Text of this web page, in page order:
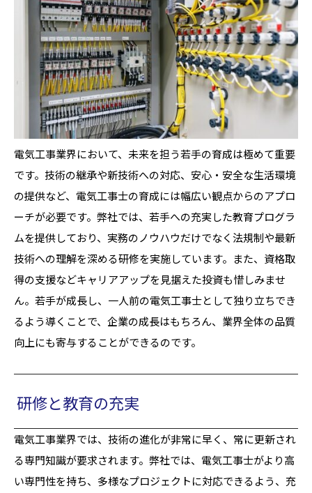
電気工事業界において、未来を担う若手の育成は極めて重要
です。技術の継承や新技術への対応、安心・安全な生活環境
の提供など、電気工事士の育成には幅広い観点からのアプロ
ーチが必要です。弊社では、若手への充実した教育プログラ
ムを提供しており、実務のノウハウだけでなく法規制や最新
技術への理解を深める研修を実施しています。また、資格取
得の支援などキャリアアップを見据えた投資も惜しみませ
ん。若手が成長し、一人前の電気工事士として独り立ちでき
るよう導くことで、企業の成長はもちろん、業界全体の品質
向上にも寄与することができるのです。
研修と教育の充実
電気工事業界では、技術の進化が非常に早く、常に更新され
る専門知識が要求されます。弊社では、電気工事士がより高
い専門性を持ち、多様なプロジェクトに対応できるよう、充